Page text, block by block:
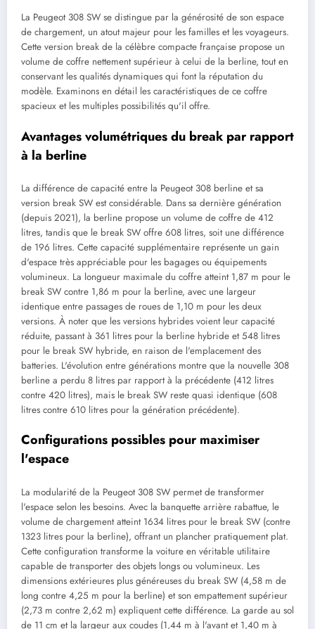
La Peugeot 308 SW se distingue par la générosité de son espace
de chargement, un atout majeur pour les familles et les voyageurs.
Cette version break de la célèbre compacte française propose un
volume de coffre nettement supérieur à celui de la berline, tout en
conservant les qualités dynamiques qui font la réputation du
modèle. Examinons en détail les caractéristiques de ce coffre
spacieux et les multiples possibilités qu'il offre.
Avantages volumétriques du break par rapport
à la berline
La différence de capacité entre la Peugeot 308 berline et sa
version break SW est considérable. Dans sa dernière génération
(depuis 2021), la berline propose un volume de coffre de 412
litres, tandis que le break SW offre 608 litres, soit une différence
de 196 litres. Cette capacité supplémentaire représente un gain
d'espace très appréciable pour les bagages ou équipements
volumineux. La longueur maximale du coffre atteint 1,87 m pour le
break SW contre 1,86 m pour la berline, avec une largeur
identique entre passages de roues de 1,10 m pour les deux
versions. À noter que les versions hybrides voient leur capacité
réduite, passant à 361 litres pour la berline hybride et 548 litres
pour le break SW hybride, en raison de l'emplacement des
batteries. L'évolution entre générations montre que la nouvelle 308
berline a perdu 8 litres par rapport à la précédente (412 litres
contre 420 litres), mais le break SW reste quasi identique (608
litres contre 610 litres pour la génération précédente).
Configurations possibles pour maximiser
l'espace
La modularité de la Peugeot 308 SW permet de transformer
l'espace selon les besoins. Avec la banquette arrière rabattue, le
volume de chargement atteint 1634 litres pour le break SW (contre
1323 litres pour la berline), offrant un plancher pratiquement plat.
Cette configuration transforme la voiture en véritable utilitaire
capable de transporter des objets longs ou volumineux. Les
dimensions extérieures plus généreuses du break SW (4,58 m de
long contre 4,25 m pour la berline) et son empattement supérieur
(2,73 m contre 2,62 m) expliquent cette différence. La garde au sol
de 11 cm et la largeur aux coudes (1,44 m à l'avant et 1,40 m à